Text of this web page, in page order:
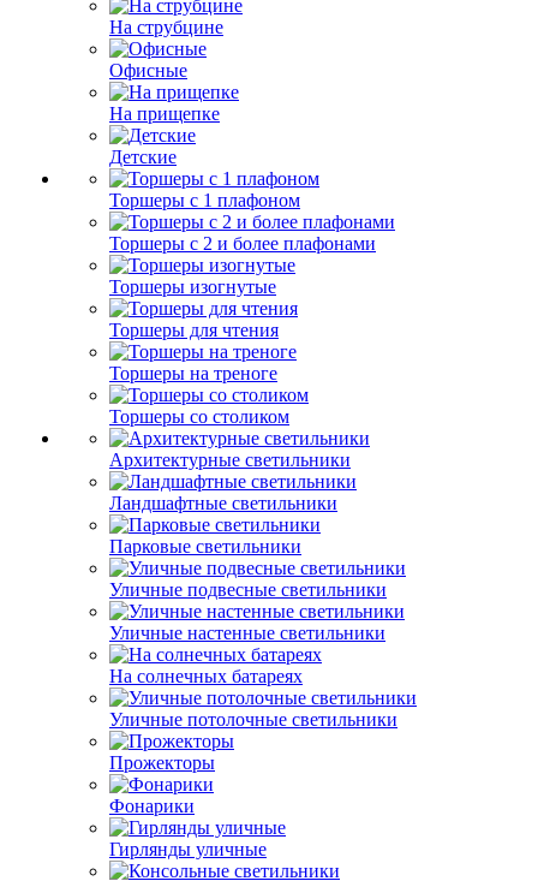
На струбцине
Офисные
На прищепке
Детские
Торшеры с 1 плафоном
Торшеры с 2 и более плафонами
Торшеры изогнутые
Торшеры для чтения
Торшеры на треноге
Торшеры со столиком
Архитектурные светильники
Ландшафтные светильники
Парковые светильники
Уличные подвесные светильники
Уличные настенные светильники
На солнечных батареях
Уличные потолочные светильники
Прожекторы
Фонарики
Гирлянды уличные